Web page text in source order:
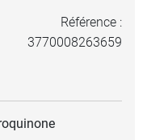
Référence :
3770008263659